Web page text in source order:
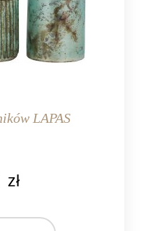
LAPAS
zł